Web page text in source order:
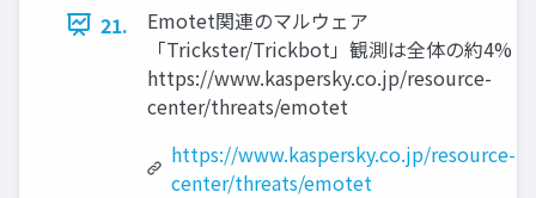
21.
Emotet関連のマルウェア
「Trickster/Trickbot」観測は全体の約4%
https://www.kaspersky.co.jp/resource-
center/threats/emotet
https://www.kaspersky.co.jp/resource-
center/threats/emotet